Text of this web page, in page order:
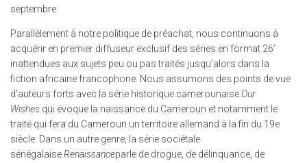
septembre.
Parallèlement à notre politique de préachat, nous continuons à
acquérir en premier diffuseur exclusif des séries en format 26’
inattendues aux sujets peu ou pas traités jusqu’alors dans la
fiction africaine francophone. Nous assumons des points de vue
d’auteurs forts avec la série historique camerounaise Our
Wishes qui évoque la naissance du Cameroun et notamment le
traité qui fera du Cameroun un territoire allemand à la fin du 19e
siècle. Dans un autre genre, la série sociétale
sénégalaiseRenaissanceparle de drogue, de délinquance, de